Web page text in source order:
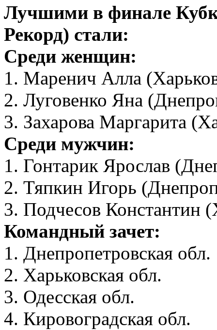
Лучшими в финале
Рекорд) стали:
Среди женщин:
1. Маренич Алла
2. Луговенко Яна
3. Захарова Маргарита
Среди мужчин:
1. Гонтарик Ярослав
2. Тяпкин Игорь
3. Подчесов Константин
Командный зачет:
1. Днепропетровская обл.
2. Харьковская обл.
3. Одесская обл.
4. Кировоградская обл.